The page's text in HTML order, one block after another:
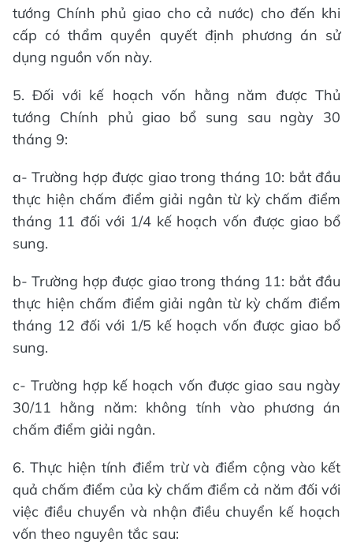
tướng Chính phủ giao cho cả nước) cho đến khi
cấp có thẩm quyền quyết định phương án sử
dụng nguồn vốn này.
5. Đối với kế hoạch vốn hằng năm được Thủ
tướng Chính phủ giao bổ sung sau ngày 30
tháng 9:
a- Trường hợp được giao trong tháng 10: bắt đầu
thực hiện chấm điểm giải ngân từ kỳ chấm điểm
tháng 11 đối với 1/4 kế hoạch vốn được giao bổ
sung.
b- Trường hợp được giao trong tháng 11: bắt đầu
thực hiện chấm điểm giải ngân từ kỳ chấm điểm
tháng 12 đối với 1/5 kế hoạch vốn được giao bổ
sung.
c- Trường hợp kế hoạch vốn được giao sau ngày
30/11 hằng năm: không tính vào phương án
chấm điểm giải ngân.
6. Thực hiện tính điểm trừ và điểm cộng vào kết
quả chấm điểm của kỳ chấm điểm cả năm đối với
việc điều chuyển và nhận điều chuyển kế hoạch
vốn theo nguyên tắc sau: